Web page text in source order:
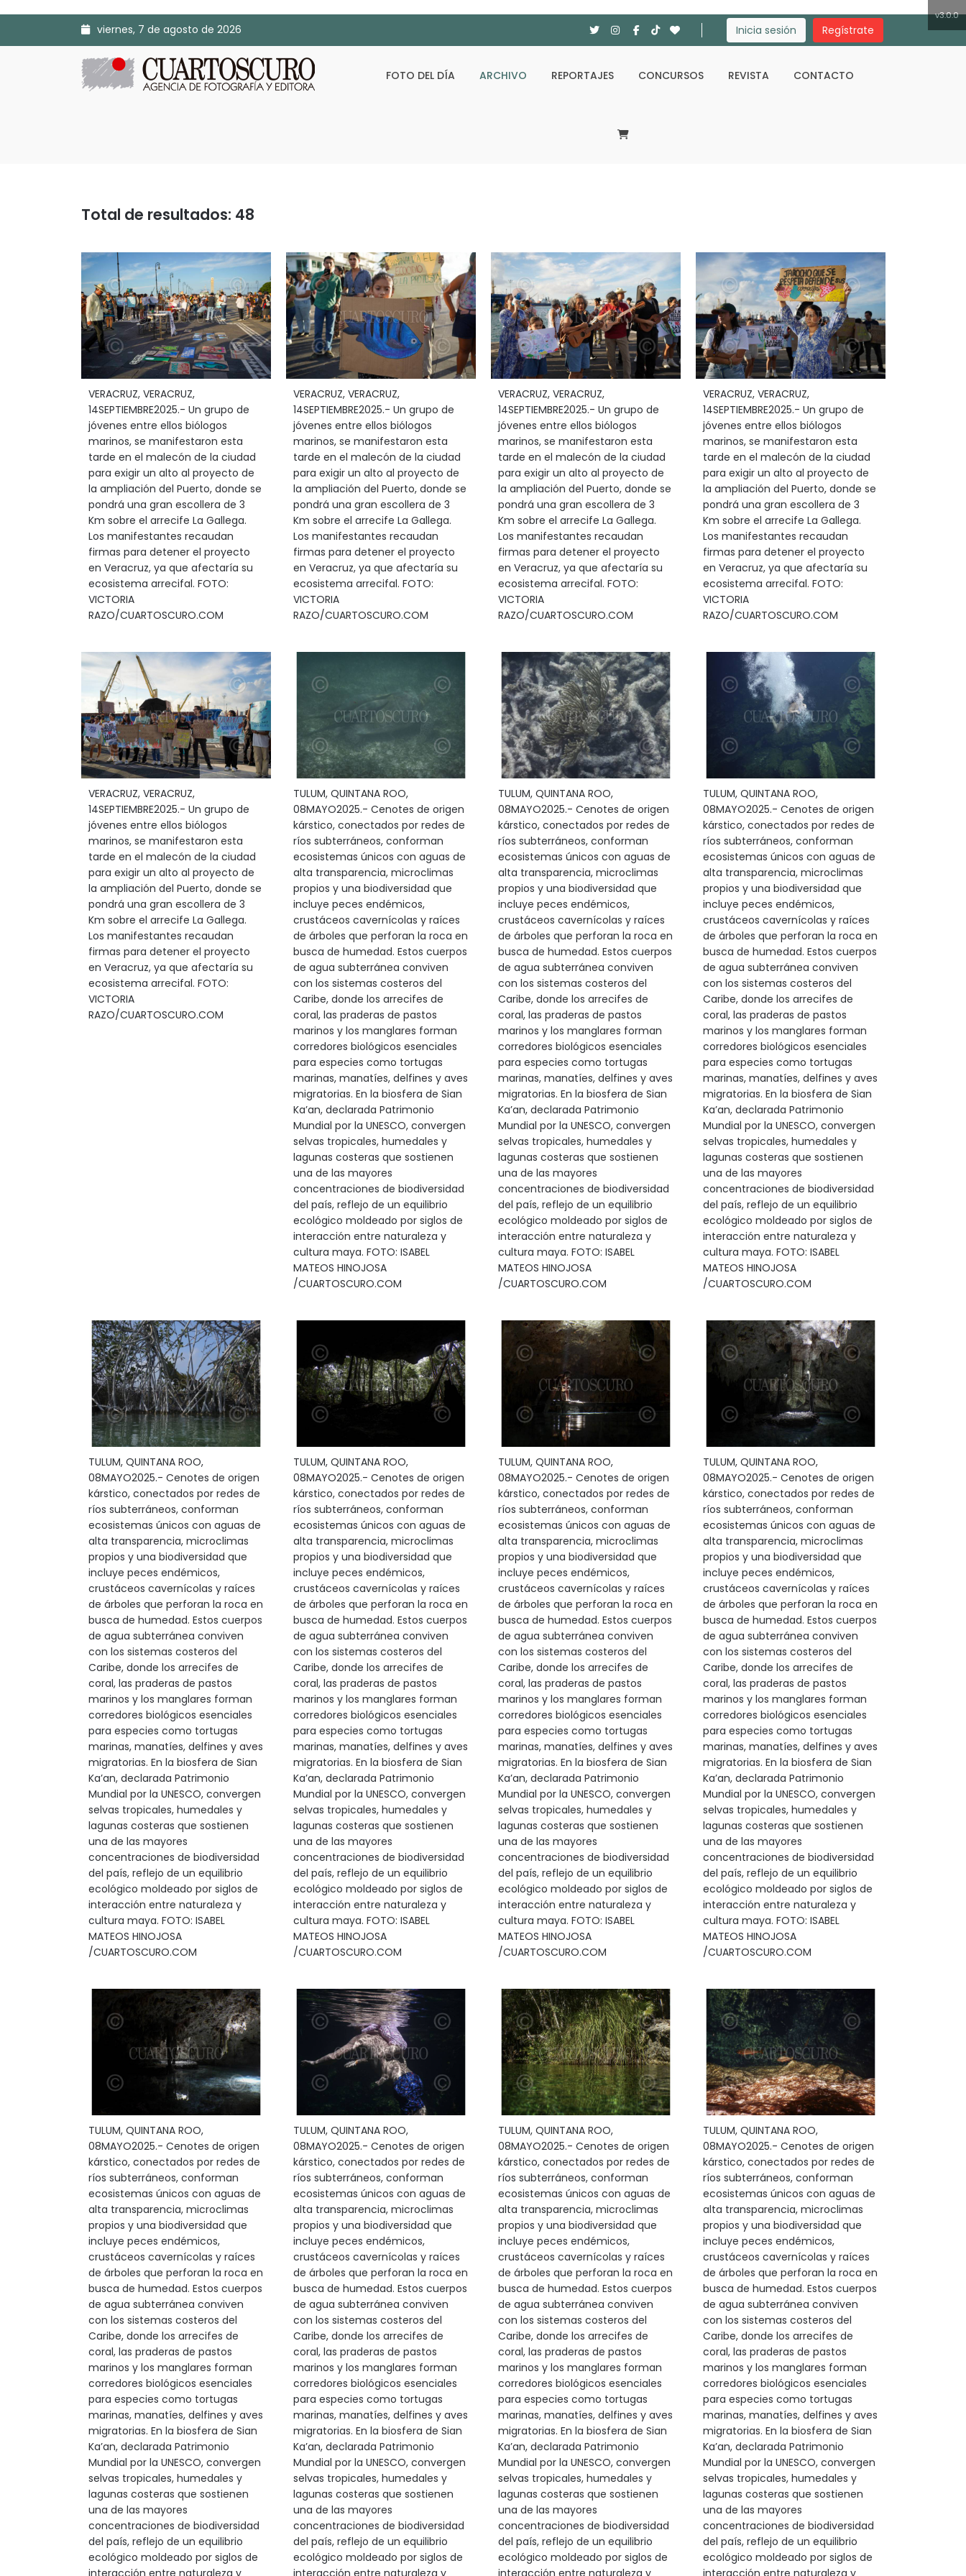
viernes, 7 de agosto de 2026 Inicia sesión Regístrate
FOTO DEL DÍA ARCHIVO REPORTAJES CONCURSOS REVISTA CONTACTO
v3.0.0
Total de resultados: 48
VERACRUZ, VERACRUZ,
14SEPTIEMBRE2025.- Un grupo de
jóvenes entre ellos biólogos
marinos, se manifestaron esta
tarde en el malecón de la ciudad
para exigir un alto al proyecto de
la ampliación del Puerto, donde se
pondrá una gran escollera de 3
Km sobre el arrecife La Gallega.
Los manifestantes recaudan
firmas para detener el proyecto
en Veracruz, ya que afectaría su
ecosistema arrecifal. FOTO:
VICTORIA
RAZO/CUARTOSCURO.COM
VERACRUZ, VERACRUZ,
14SEPTIEMBRE2025.- Un grupo de
jóvenes entre ellos biólogos
marinos, se manifestaron esta
tarde en el malecón de la ciudad
para exigir un alto al proyecto de
la ampliación del Puerto, donde se
pondrá una gran escollera de 3
Km sobre el arrecife La Gallega.
Los manifestantes recaudan
firmas para detener el proyecto
en Veracruz, ya que afectaría su
ecosistema arrecifal. FOTO:
VICTORIA
RAZO/CUARTOSCURO.COM
VERACRUZ, VERACRUZ,
14SEPTIEMBRE2025.- Un grupo de
jóvenes entre ellos biólogos
marinos, se manifestaron esta
tarde en el malecón de la ciudad
para exigir un alto al proyecto de
la ampliación del Puerto, donde se
pondrá una gran escollera de 3
Km sobre el arrecife La Gallega.
Los manifestantes recaudan
firmas para detener el proyecto
en Veracruz, ya que afectaría su
ecosistema arrecifal. FOTO:
VICTORIA
RAZO/CUARTOSCURO.COM
VERACRUZ, VERACRUZ,
14SEPTIEMBRE2025.- Un grupo de
jóvenes entre ellos biólogos
marinos, se manifestaron esta
tarde en el malecón de la ciudad
para exigir un alto al proyecto de
la ampliación del Puerto, donde se
pondrá una gran escollera de 3
Km sobre el arrecife La Gallega.
Los manifestantes recaudan
firmas para detener el proyecto
en Veracruz, ya que afectaría su
ecosistema arrecifal. FOTO:
VICTORIA
RAZO/CUARTOSCURO.COM
VERACRUZ, VERACRUZ,
14SEPTIEMBRE2025.- Un grupo de
jóvenes entre ellos biólogos
marinos, se manifestaron esta
tarde en el malecón de la ciudad
para exigir un alto al proyecto de
la ampliación del Puerto, donde se
pondrá una gran escollera de 3
Km sobre el arrecife La Gallega.
Los manifestantes recaudan
firmas para detener el proyecto
en Veracruz, ya que afectaría su
ecosistema arrecifal. FOTO:
VICTORIA
RAZO/CUARTOSCURO.COM
TULUM, QUINTANA ROO,
08MAYO2025.- Cenotes de origen
kárstico, conectados por redes de
ríos subterráneos, conforman
ecosistemas únicos con aguas de
alta transparencia, microclimas
propios y una biodiversidad que
incluye peces endémicos,
crustáceos cavernícolas y raíces
de árboles que perforan la roca en
busca de humedad. Estos cuerpos
de agua subterránea conviven
con los sistemas costeros del
Caribe, donde los arrecifes de
coral, las praderas de pastos
marinos y los manglares forman
corredores biológicos esenciales
para especies como tortugas
marinas, manatíes, delfines y aves
migratorias. En la biosfera de Sian
Ka’an, declarada Patrimonio
Mundial por la UNESCO, convergen
selvas tropicales, humedales y
lagunas costeras que sostienen
una de las mayores
concentraciones de biodiversidad
del país, reflejo de un equilibrio
ecológico moldeado por siglos de
interacción entre naturaleza y
cultura maya. FOTO: ISABEL
MATEOS HINOJOSA
/CUARTOSCURO.COM
TULUM, QUINTANA ROO,
08MAYO2025.- Cenotes de origen
kárstico, conectados por redes de
ríos subterráneos, conforman
ecosistemas únicos con aguas de
alta transparencia, microclimas
propios y una biodiversidad que
incluye peces endémicos,
crustáceos cavernícolas y raíces
de árboles que perforan la roca en
busca de humedad. Estos cuerpos
de agua subterránea conviven
con los sistemas costeros del
Caribe, donde los arrecifes de
coral, las praderas de pastos
marinos y los manglares forman
corredores biológicos esenciales
para especies como tortugas
marinas, manatíes, delfines y aves
migratorias. En la biosfera de Sian
Ka’an, declarada Patrimonio
Mundial por la UNESCO, convergen
selvas tropicales, humedales y
lagunas costeras que sostienen
una de las mayores
concentraciones de biodiversidad
del país, reflejo de un equilibrio
ecológico moldeado por siglos de
interacción entre naturaleza y
cultura maya. FOTO: ISABEL
MATEOS HINOJOSA
/CUARTOSCURO.COM
TULUM, QUINTANA ROO,
08MAYO2025.- Cenotes de origen
kárstico, conectados por redes de
ríos subterráneos, conforman
ecosistemas únicos con aguas de
alta transparencia, microclimas
propios y una biodiversidad que
incluye peces endémicos,
crustáceos cavernícolas y raíces
de árboles que perforan la roca en
busca de humedad. Estos cuerpos
de agua subterránea conviven
con los sistemas costeros del
Caribe, donde los arrecifes de
coral, las praderas de pastos
marinos y los manglares forman
corredores biológicos esenciales
para especies como tortugas
marinas, manatíes, delfines y aves
migratorias. En la biosfera de Sian
Ka’an, declarada Patrimonio
Mundial por la UNESCO, convergen
selvas tropicales, humedales y
lagunas costeras que sostienen
una de las mayores
concentraciones de biodiversidad
del país, reflejo de un equilibrio
ecológico moldeado por siglos de
interacción entre naturaleza y
cultura maya. FOTO: ISABEL
MATEOS HINOJOSA
/CUARTOSCURO.COM
TULUM, QUINTANA ROO,
08MAYO2025.- Cenotes de origen
kárstico, conectados por redes de
ríos subterráneos, conforman
ecosistemas únicos con aguas de
alta transparencia, microclimas
propios y una biodiversidad que
incluye peces endémicos,
crustáceos cavernícolas y raíces
de árboles que perforan la roca en
busca de humedad. Estos cuerpos
de agua subterránea conviven
con los sistemas costeros del
Caribe, donde los arrecifes de
coral, las praderas de pastos
marinos y los manglares forman
corredores biológicos esenciales
para especies como tortugas
marinas, manatíes, delfines y aves
migratorias. En la biosfera de Sian
Ka’an, declarada Patrimonio
Mundial por la UNESCO, convergen
selvas tropicales, humedales y
lagunas costeras que sostienen
una de las mayores
concentraciones de biodiversidad
del país, reflejo de un equilibrio
ecológico moldeado por siglos de
interacción entre naturaleza y
cultura maya. FOTO: ISABEL
MATEOS HINOJOSA
/CUARTOSCURO.COM
TULUM, QUINTANA ROO,
08MAYO2025.- Cenotes de origen
kárstico, conectados por redes de
ríos subterráneos, conforman
ecosistemas únicos con aguas de
alta transparencia, microclimas
propios y una biodiversidad que
incluye peces endémicos,
crustáceos cavernícolas y raíces
de árboles que perforan la roca en
busca de humedad. Estos cuerpos
de agua subterránea conviven
con los sistemas costeros del
Caribe, donde los arrecifes de
coral, las praderas de pastos
marinos y los manglares forman
corredores biológicos esenciales
para especies como tortugas
marinas, manatíes, delfines y aves
migratorias. En la biosfera de Sian
Ka’an, declarada Patrimonio
Mundial por la UNESCO, convergen
selvas tropicales, humedales y
lagunas costeras que sostienen
una de las mayores
concentraciones de biodiversidad
del país, reflejo de un equilibrio
ecológico moldeado por siglos de
interacción entre naturaleza y
cultura maya. FOTO: ISABEL
MATEOS HINOJOSA
/CUARTOSCURO.COM
TULUM, QUINTANA ROO,
08MAYO2025.- Cenotes de origen
kárstico, conectados por redes de
ríos subterráneos, conforman
ecosistemas únicos con aguas de
alta transparencia, microclimas
propios y una biodiversidad que
incluye peces endémicos,
crustáceos cavernícolas y raíces
de árboles que perforan la roca en
busca de humedad. Estos cuerpos
de agua subterránea conviven
con los sistemas costeros del
Caribe, donde los arrecifes de
coral, las praderas de pastos
marinos y los manglares forman
corredores biológicos esenciales
para especies como tortugas
marinas, manatíes, delfines y aves
migratorias. En la biosfera de Sian
Ka’an, declarada Patrimonio
Mundial por la UNESCO, convergen
selvas tropicales, humedales y
lagunas costeras que sostienen
una de las mayores
concentraciones de biodiversidad
del país, reflejo de un equilibrio
ecológico moldeado por siglos de
interacción entre naturaleza y
cultura maya. FOTO: ISABEL
MATEOS HINOJOSA
/CUARTOSCURO.COM
TULUM, QUINTANA ROO,
08MAYO2025.- Cenotes de origen
kárstico, conectados por redes de
ríos subterráneos, conforman
ecosistemas únicos con aguas de
alta transparencia, microclimas
propios y una biodiversidad que
incluye peces endémicos,
crustáceos cavernícolas y raíces
de árboles que perforan la roca en
busca de humedad. Estos cuerpos
de agua subterránea conviven
con los sistemas costeros del
Caribe, donde los arrecifes de
coral, las praderas de pastos
marinos y los manglares forman
corredores biológicos esenciales
para especies como tortugas
marinas, manatíes, delfines y aves
migratorias. En la biosfera de Sian
Ka’an, declarada Patrimonio
Mundial por la UNESCO, convergen
selvas tropicales, humedales y
lagunas costeras que sostienen
una de las mayores
concentraciones de biodiversidad
del país, reflejo de un equilibrio
ecológico moldeado por siglos de
interacción entre naturaleza y
cultura maya. FOTO: ISABEL
MATEOS HINOJOSA
/CUARTOSCURO.COM
TULUM, QUINTANA ROO,
08MAYO2025.- Cenotes de origen
kárstico, conectados por redes de
ríos subterráneos, conforman
ecosistemas únicos con aguas de
alta transparencia, microclimas
propios y una biodiversidad que
incluye peces endémicos,
crustáceos cavernícolas y raíces
de árboles que perforan la roca en
busca de humedad. Estos cuerpos
de agua subterránea conviven
con los sistemas costeros del
Caribe, donde los arrecifes de
coral, las praderas de pastos
marinos y los manglares forman
corredores biológicos esenciales
para especies como tortugas
marinas, manatíes, delfines y aves
migratorias. En la biosfera de Sian
Ka’an, declarada Patrimonio
Mundial por la UNESCO, convergen
selvas tropicales, humedales y
lagunas costeras que sostienen
una de las mayores
concentraciones de biodiversidad
del país, reflejo de un equilibrio
ecológico moldeado por siglos de
interacción entre naturaleza y
TULUM, QUINTANA ROO,
08MAYO2025.- Cenotes de origen
kárstico, conectados por redes de
ríos subterráneos, conforman
ecosistemas únicos con aguas de
alta transparencia, microclimas
propios y una biodiversidad que
incluye peces endémicos,
crustáceos cavernícolas y raíces
de árboles que perforan la roca en
busca de humedad. Estos cuerpos
de agua subterránea conviven
con los sistemas costeros del
Caribe, donde los arrecifes de
coral, las praderas de pastos
marinos y los manglares forman
corredores biológicos esenciales
para especies como tortugas
marinas, manatíes, delfines y aves
migratorias. En la biosfera de Sian
Ka’an, declarada Patrimonio
Mundial por la UNESCO, convergen
selvas tropicales, humedales y
lagunas costeras que sostienen
una de las mayores
concentraciones de biodiversidad
del país, reflejo de un equilibrio
ecológico moldeado por siglos de
interacción entre naturaleza y
TULUM, QUINTANA ROO,
08MAYO2025.- Cenotes de origen
kárstico, conectados por redes de
ríos subterráneos, conforman
ecosistemas únicos con aguas de
alta transparencia, microclimas
propios y una biodiversidad que
incluye peces endémicos,
crustáceos cavernícolas y raíces
de árboles que perforan la roca en
busca de humedad. Estos cuerpos
de agua subterránea conviven
con los sistemas costeros del
Caribe, donde los arrecifes de
coral, las praderas de pastos
marinos y los manglares forman
corredores biológicos esenciales
para especies como tortugas
marinas, manatíes, delfines y aves
migratorias. En la biosfera de Sian
Ka’an, declarada Patrimonio
Mundial por la UNESCO, convergen
selvas tropicales, humedales y
lagunas costeras que sostienen
una de las mayores
concentraciones de biodiversidad
del país, reflejo de un equilibrio
ecológico moldeado por siglos de
interacción entre naturaleza y
TULUM, QUINTANA ROO,
08MAYO2025.- Cenotes de origen
kárstico, conectados por redes de
ríos subterráneos, conforman
ecosistemas únicos con aguas de
alta transparencia, microclimas
propios y una biodiversidad que
incluye peces endémicos,
crustáceos cavernícolas y raíces
de árboles que perforan la roca en
busca de humedad. Estos cuerpos
de agua subterránea conviven
con los sistemas costeros del
Caribe, donde los arrecifes de
coral, las praderas de pastos
marinos y los manglares forman
corredores biológicos esenciales
para especies como tortugas
marinas, manatíes, delfines y aves
migratorias. En la biosfera de Sian
Ka’an, declarada Patrimonio
Mundial por la UNESCO, convergen
selvas tropicales, humedales y
lagunas costeras que sostienen
una de las mayores
concentraciones de biodiversidad
del país, reflejo de un equilibrio
ecológico moldeado por siglos de
interacción entre naturaleza y